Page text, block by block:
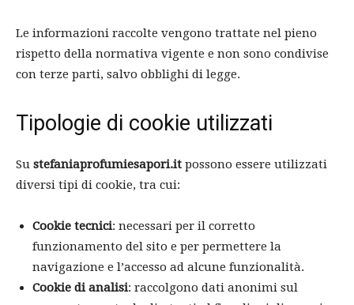
Le informazioni raccolte vengono trattate nel pieno
rispetto della normativa vigente e non sono condivise
con terze parti, salvo obblighi di legge.
Tipologie di cookie utilizzati
Su stefaniaprofumiesapori.it possono essere utilizzati
diversi tipi di cookie, tra cui:
Cookie tecnici: necessari per il corretto
funzionamento del sito e per permettere la
navigazione e l’accesso ad alcune funzionalità.
Cookie di analisi: raccolgono dati anonimi sul